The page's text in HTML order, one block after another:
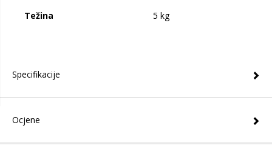
Težina 5 kg
Specifikacije
Ocjene